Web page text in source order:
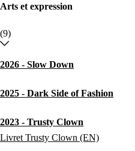
Arts et expression
(9)
2026 - Slow Down
2025 - Dark Side of Fashion
2023 - Trusty Clown
Livret Trusty Clown (EN)